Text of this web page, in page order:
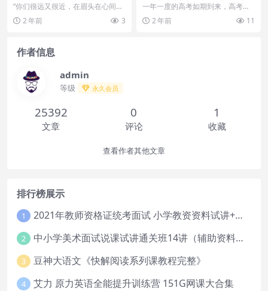
离别板书刷屏，“你们很远又很
妈妈干什么”随后妈妈的回答，
“你们很远又很近，在眉头在心间，
就不在我身边。” 近日，湖南邵阳一
名高中语文老师...
2 年前 3
高中语文教师锐评！王健林接
外婆罕见露面，全家都是狠人
一年一度的高考如期到来，高考所
有题目中大家最喜闻乐见的作文
题，也已经纷纷揭晓。往...
2 年前 11
作者信息
admin
等级 永久会员
25392
文章
0
评论
1
收藏
查看作者其他文章
排行榜展示
1 2021年教师资格证统考面试 小学教资资料试讲+答辩
2 中小学美术面试说课试讲通关班14讲（辅助资料第一套）
3 豆神大语文《快解阅读系列课教程完整》
4 艾力 原力英语全能提升训练营 151G网课大合集